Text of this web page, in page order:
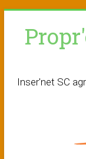
content
Inser'net SC